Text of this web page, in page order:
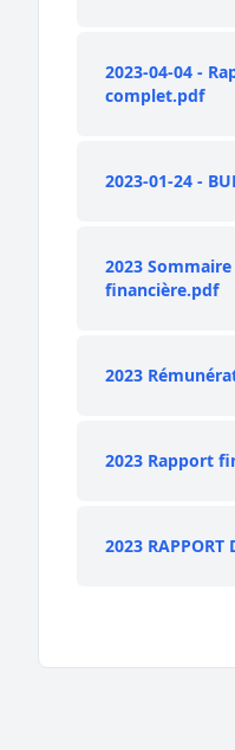
2023-04-04 -
complet.pdf
2023-01-24 -
2023
financière.pdf
2023
2023 Rapport
2023 RAPPORT